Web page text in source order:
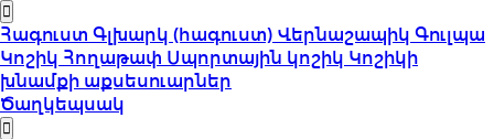
Հագուստ Գլխարկ (հագուստ) Վերնաշապիկ Գուլպա
Կոշիկ Հողաթափ Սպորտային կոշիկ Կոշիկի
խնամքի աքսեսուարներ
Ծաղկեպսակ